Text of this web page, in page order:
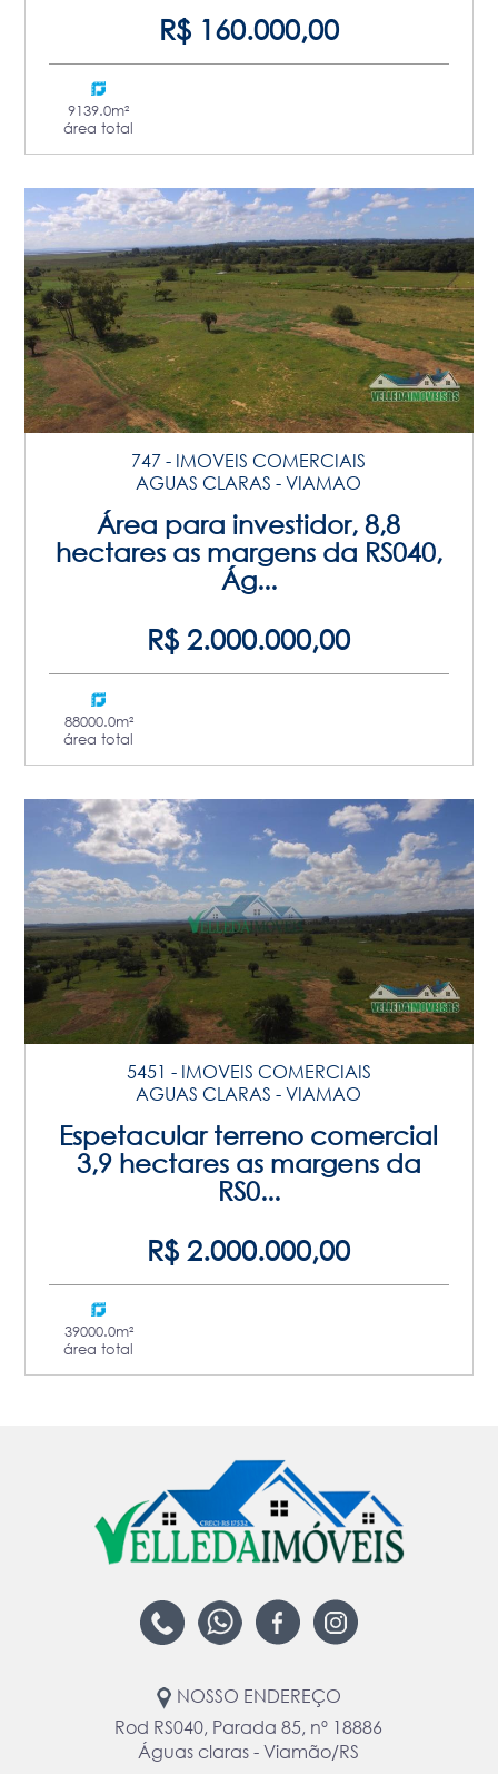
R$ 160.000,00
9139.0m²
área total
747 - IMOVEIS COMERCIAIS
AGUAS CLARAS - VIAMAO
Área para investidor, 8,8
hectares as margens da RS040,
Ág...
R$ 2.000.000,00
88000.0m²
área total
5451 - IMOVEIS COMERCIAIS
AGUAS CLARAS - VIAMAO
Espetacular terreno comercial
3,9 hectares as margens da
RS0...
R$ 2.000.000,00
39000.0m²
área total
NOSSO ENDEREÇO
Rod RS040, Parada 85, nº 18886
Águas claras - Viamão/RS